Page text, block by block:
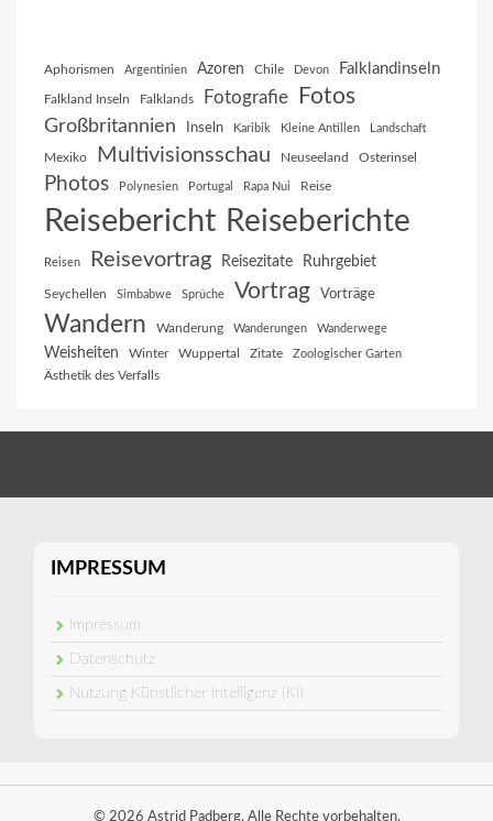
Aphorismen Argentinien Azoren Chile Devon Falklandinseln
Falkland Inseln Falklands Fotografie Fotos
Großbritannien Inseln Karibik Kleine Antillen Landschaft
Mexiko Multivisionsschau Neuseeland Osterinsel
Photos Polynesien Portugal Rapa Nui Reise
Reisebericht Reiseberichte
Reisen Reisevortrag Reisezitate Ruhrgebiet
Seychellen Simbabwe Sprüche Vortrag Vorträge
Wandern Wanderung Wanderungen Wanderwege
Weisheiten Winter Wuppertal Zitate Zoologischer Garten
Ästhetik des Verfalls
IMPRESSUM
Impressum
Datenschutz
Nutzung Künstlicher Intelligenz (KI)
© 2026 Astrid Padberg. Alle Rechte vorbehalten.